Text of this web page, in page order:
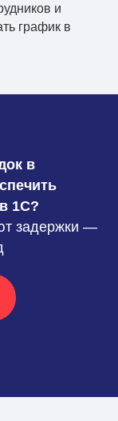
и
график в
в
1С?
задержки —